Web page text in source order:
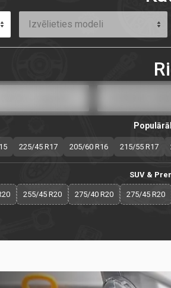
Izvēlieties modeli
225/45 R17 205/60 R16 215/55 R17
SUV &
255/45 R20 275/40 R20 275/45 R20